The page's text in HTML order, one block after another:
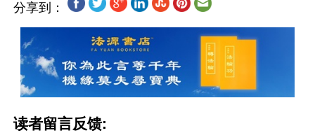
分享到：
读者留言反馈: